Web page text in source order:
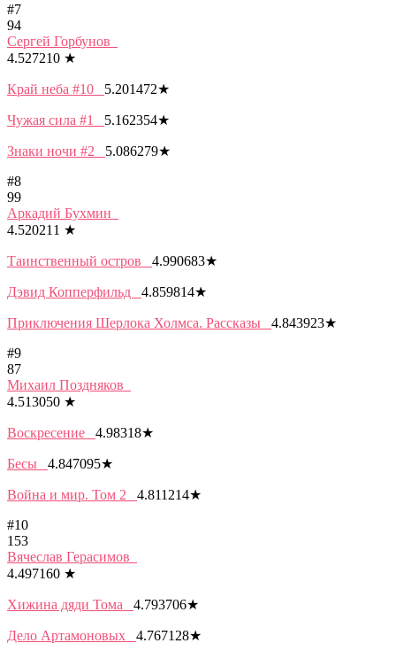
#7
94
Сергей Горбунов
4.527210 ★
Край неба #10 5.201472★
Чужая сила #1 5.162354★
Знаки ночи #2 5.086279★
#8
99
Аркадий Бухмин
4.520211 ★
Таинственный остров 4.990683★
Дэвид Копперфильд 4.859814★
Приключения Шерлока Холмса. Рассказы 4.843923★
#9
87
Михаил Поздняков
4.513050 ★
Воскресение 4.98318★
Бесы 4.847095★
Война и мир. Том 2 4.811214★
#10
153
Вячеслав Герасимов
4.497160 ★
Хижина дяди Тома 4.793706★
Дело Артамоновых 4.767128★